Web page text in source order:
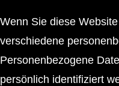
Wenn Sie diese
verschiedene
Personenbezogene
persönlich identifiziert